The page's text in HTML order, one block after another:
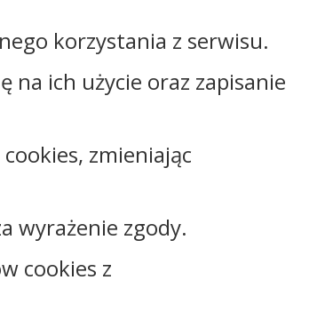
lub
Informacje dodatkowe:
REGON: 910866910
TERYT: 0464011
korzystania z serwisu.
na ich użycie oraz zapisanie
zmieniając
wyrażenie zgody.
cookies z